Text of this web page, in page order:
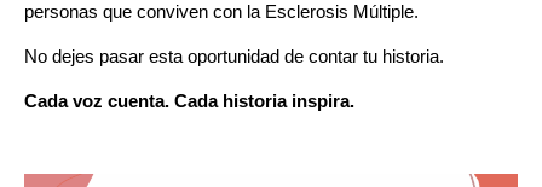
personas que conviven con la Esclerosis Múltiple.
No dejes pasar esta oportunidad de contar tu historia.
Cada voz cuenta. Cada historia inspira.